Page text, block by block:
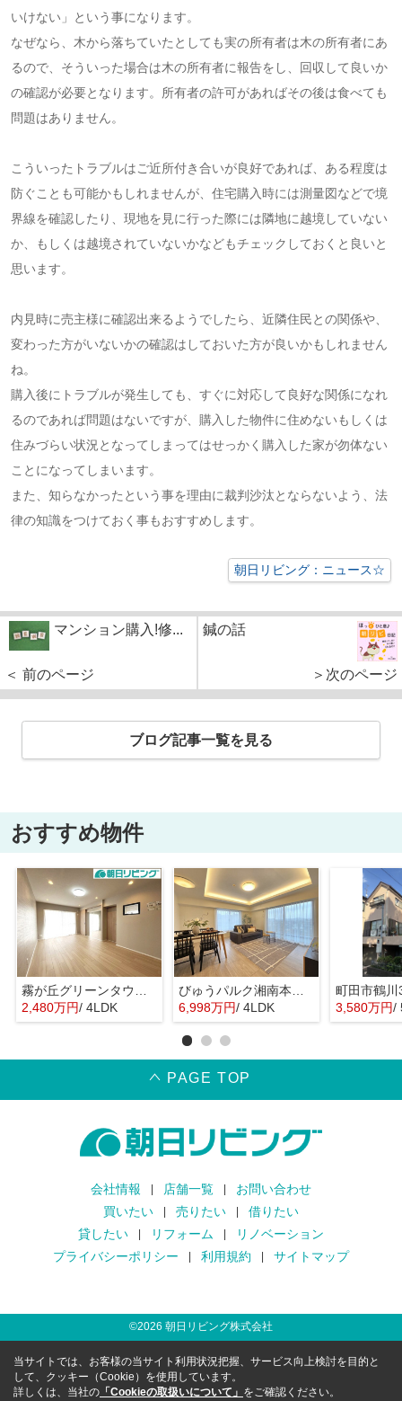
いけない」という事になります。
なぜなら、木から落ちていたとしても実の所有者は木の所有者にあ
るので、そういった場合は木の所有者に報告をし、回収して良いか
の確認が必要となります。所有者の許可があればその後は食べても
問題はありません。
こういったトラブルはご近所付き合いが良好であれば、ある程度は
防ぐことも可能かもしれませんが、住宅購入時には測量図などで境
界線を確認したり、現地を見に行った際には隣地に越境していない
か、もしくは越境されていないかなどもチェックしておくと良いと
思います。
内見時に売主様に確認出来るようでしたら、近隣住民との関係や、
変わった方がいないかの確認はしておいた方が良いかもしれません
ね。
購入後にトラブルが発生しても、すぐに対応して良好な関係になれ
るのであれば問題はないですが、購入した物件に住めないもしくは
住みづらい状況となってしまってはせっかく購入した家が勿体ない
ことになってしまいます。
また、知らなかったという事を理由に裁判沙汰とならないよう、法
律の知識をつけておく事もおすすめします。
朝日リビング：ニュース☆
マンション購入!修...
＜ 前のページ
鍼の話
＞次のページ
ブログ記事一覧を見る
おすすめ物件
2,480万円/ 4LDK
6,998万円/ 4LDK 3,580万円/
PAGE TOP
会社情報 店舗一覧
お問い合わせ
買いたい
売りたい
借りたい
貸したい
リフォーム
リノベーション
プライバシーポリシー
利用規約 サイトマップ
©2026 朝日リビング株式会社
当サイトでは、お客様の当サイト利用状況把握、サービス向上検討を目的と
して、クッキー（Cookie）を使用しています。
詳しくは、当社の 「Cookieの取扱いについて」 をご確認ください。